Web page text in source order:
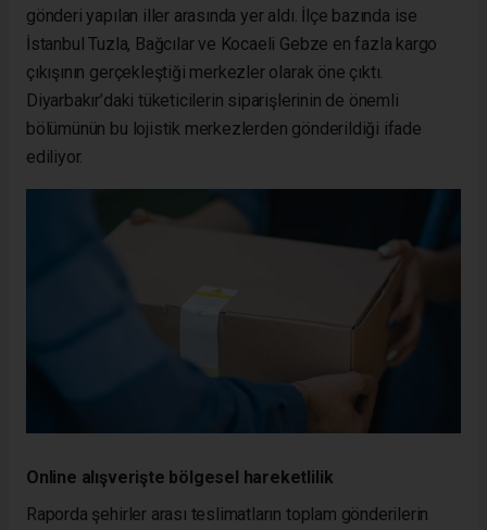
gönderi yapılan iller arasında yer aldı. İlçe bazında ise
İstanbul Tuzla, Bağcılar ve Kocaeli Gebze en fazla kargo
çıkışının gerçekleştiği merkezler olarak öne çıktı.
Diyarbakır’daki tüketicilerin siparişlerinin de önemli
bölümünün bu lojistik merkezlerden gönderildiği ifade
ediliyor.
Online alışverişte bölgesel hareketlilik
Raporda şehirler arası teslimatların toplam gönderilerin